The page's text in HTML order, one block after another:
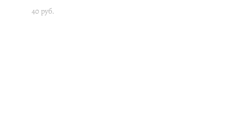
40 pуб.